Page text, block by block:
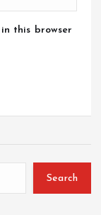
this browser
Search